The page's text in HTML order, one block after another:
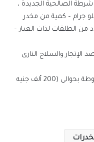
الصالحية الجديدة ،
جرام – كمية من مخدر
وعدد من الطلقات لذات العيار –
الإتجار والسلاح النارى
وتقدر القيمة المالية للمواد المخدرة المضبوطة بحوالى (200 ألف جنيه